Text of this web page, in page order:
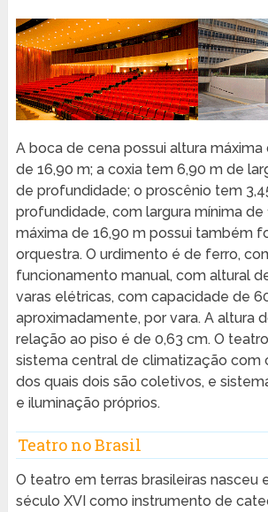
A boca de cena possui altura máxima
de 16,90 m; a coxia tem 6,90 m de
de profundidade; o proscênio tem
profundidade, com largura mínima de
máxima de 16,90 m possui também
orquestra. O urdimento é de ferro,
funcionamento manual, com altural
varas elétricas, com capacidade de
aproximadamente, por vara. A altura
relação ao piso é de 0,63 cm. O
sistema central de climatização com
dos quais dois são coletivos, e
e iluminação próprios.
Teatro no Brasil
O teatro em terras brasileiras nasceu
século XVI como instrumento de